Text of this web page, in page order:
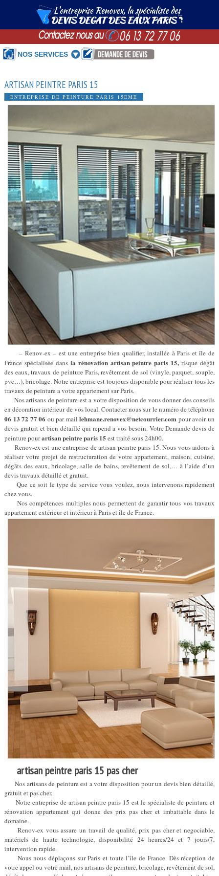
NOS SERVICES
ARTISAN PEINTRE PARIS 15
ENTREPRISE DE PEINTURE PARIS 15EME
– Renov-ex – est une entreprise bien qualifier, installée à Paris et île de
France spécialisée dans la rénovation artisan peintre paris 15, risque dégât
des eaux, travaux de peinture Paris, revêtement de sol (vinyle, parquet, souple,
pvc…), bricolage. Notre entreprise est toujours disponible pour réaliser tous les
travaux de peinture a votre appartement sur Paris.
Nos artisans de peinture est a votre disposition de vous donner des conseils
en décoration intérieur de vos local. Contacter nous sur le numéro de téléphone
06 13 72 77 06 ou par maillehmane.renovex@netcourrier.com pour avoir un
devis gratuit et bien détaillé qui repend a vos besoin. Votre Demande devis de
peinture pourartisan peintre paris 15 est traité sous 24h00.
Renov-ex est une entreprise de artisan peintre paris 15. Nous vous aidons à
réaliser votre projet de restructuration de votre appartement, maison, cuisine,
dégâts des eaux, bricolage, salle de bains, revêtement de sol,… à l’aide d’un
devis travaux détaillé et gratuit.
Que ce soit le type de service vous voulez, nous intervenons rapidement
chez vous.
Nos compétences multiples nous permettent de garantir tous vos travaux
appartement extérieur et intérieur à Paris et île de France.
artisan peintre paris 15 pas cher
Nos artisans de peinture est a votre disposition pour un devis bien détaillé,
gratuit et pas cher.
Notre entreprise de artisan peintre paris 15 est le spécialiste de peinture et
rénovation appartement qui donne des prix pas cher et imbattable dans le
domaine.
Renov-ex vous assure un travail de qualité, prix pas cher et negociable,
matériels de haute technologie, disponibilité 24 heures/24 et 7 jours/7,
intervention rapide.
Nous nous déplaçons sur Paris et toute l’île de France. Dès réception de
votre appel ou votre mail, nos artisans de peinture, bricolage, revêtement de sol,